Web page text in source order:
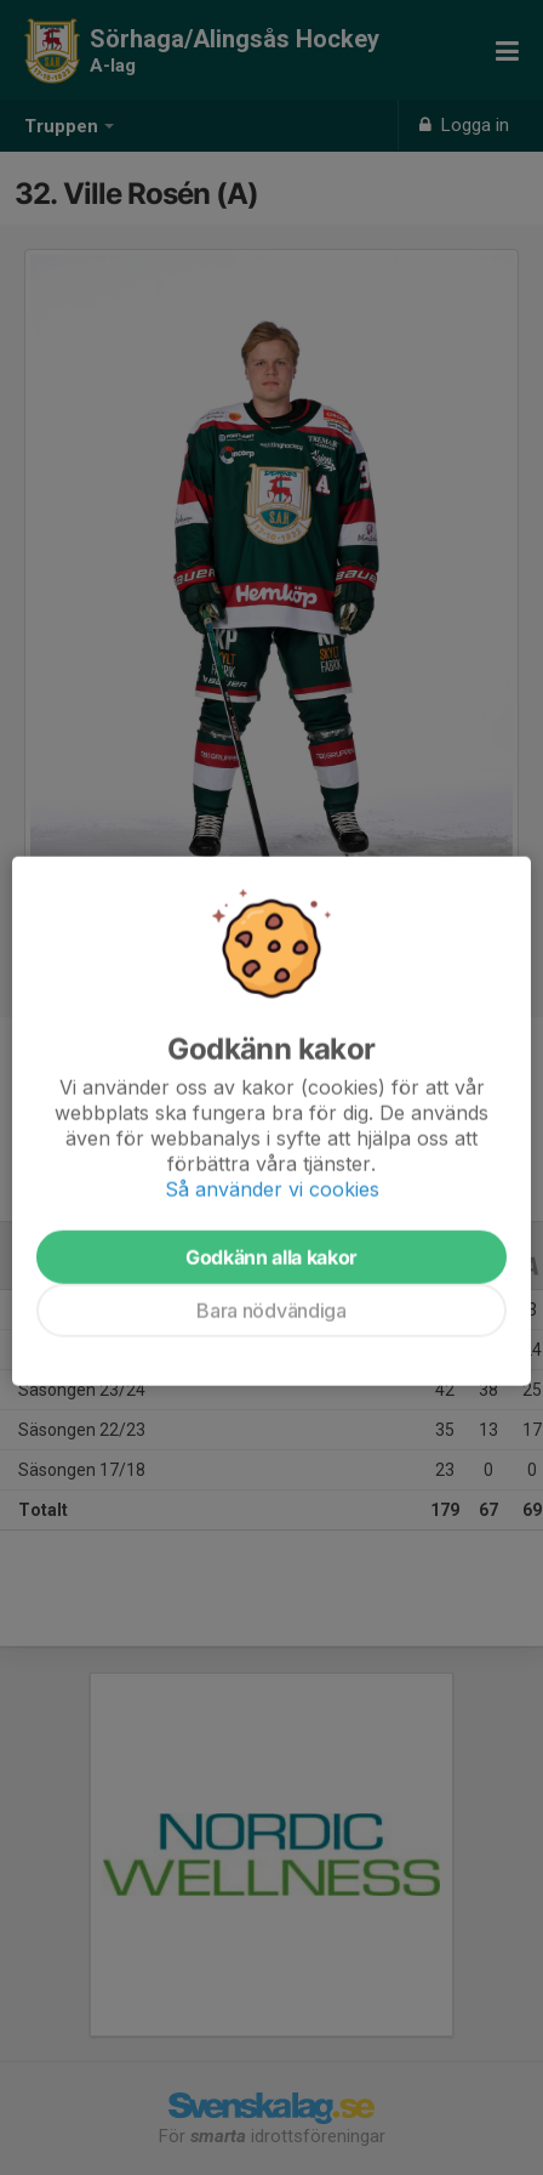
Truppen Logga in
Sörhaga/Alingsås Hockey
A-lag
32. Ville Rosén (A)
Forward
Ålder
24 år
ALLA SERIER ALLA ÅR
3
24
Säsongen 23/24 42 38 25
Säsongen 22/23 35 13 17
Säsongen 17/18 23 0 0
Totalt 179 67 69
För smarta idrottsföreningar
Godkänn kakor
Vi använder oss av kakor (cookies) för att vår
webbplats ska fungera bra för dig. De används
även för webbanalys i syfte att hjälpa oss att
förbättra våra tjänster.
Så använder vi cookies
Godkänn alla kakor
Bara nödvändiga